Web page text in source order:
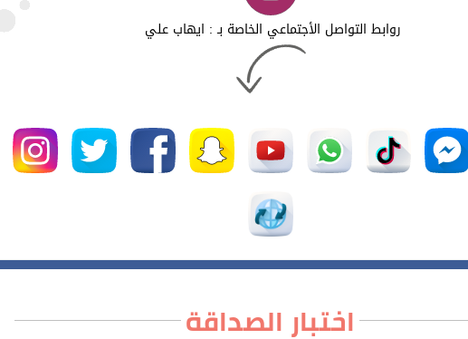
روابط التواصل الأجتماعي الخاصة بـ : ايهاب علي
اختبار الصداقة